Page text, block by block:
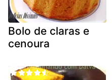
Bolo de claras e
cenoura